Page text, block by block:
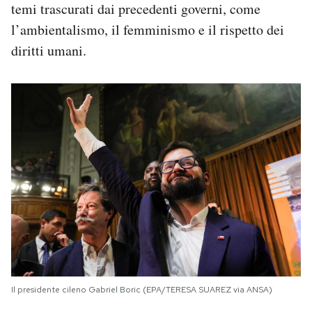
temi trascurati dai precedenti governi, come
l’ambientalismo, il femminismo e il rispetto dei
diritti umani.
Il presidente cileno Gabriel Boric (EPA/TERESA SUAREZ via ANSA)